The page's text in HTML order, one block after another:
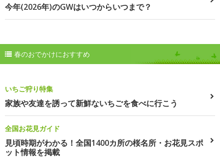
今年(2026年)のGWはいつからいつまで？
春のおでかけにおすすめ
いちご狩り特集
家族や友達を誘って新鮮ないちごを食べに行こう
全国お花見ガイド
見頃時期がわかる！全国1400カ所の桜名所・お花見スポ
ット情報を掲載